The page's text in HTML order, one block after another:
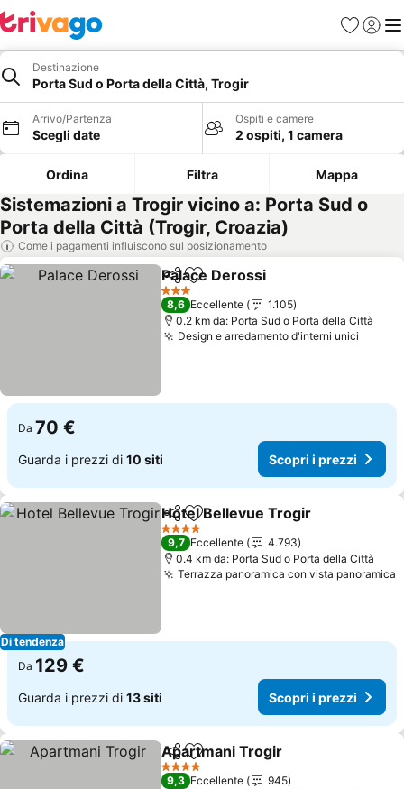
PreferitiAccedi
Destinazione
Porta Sud o Porta della Città, Trogir
Arrivo/Partenza
Scegli date
Ospiti e camere
2 ospiti, 1 camera
Ordina Filtra Mappa
Sistemazioni a Trogir vicino a: Porta Sud o
Porta della Città (Trogir, Croazia)
Come i pagamenti influiscono sul posizionamento
CondividiAggiungi ai preferiti
Palace Derossi
3 Stelle
8,6 Eccellente
1.105
0.2 km da: Porta Sud o Porta della Città
Design e arredamento d'interni unici
Da 70 €
Guarda i prezzi di 10 siti Scopri i prezzi
Di tendenza
CondividiAggiungi ai preferiti
Hotel Bellevue Trogir
4 Stelle
9,7 Eccellente
4.793
0.4 km da: Porta Sud o Porta della Città
Terrazza panoramica con vista panoramica
Da 129 €
Guarda i prezzi di 13 siti Scopri i prezzi
CondividiAggiungi ai preferiti
Apartmani Trogir
4 Stelle
9,3 Eccellente
945